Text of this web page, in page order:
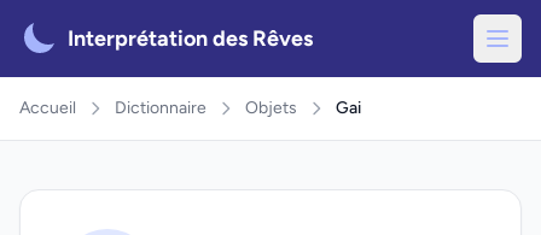
Interprétation des Rêves
Accueil Dictionnaire Objets Gai